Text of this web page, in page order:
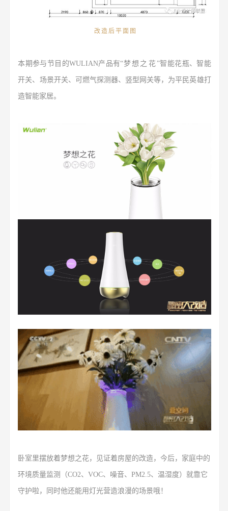
改造后平面图
本期参与节目的WULIAN产品有“梦想之花”智能花瓶、智能
开关、场景开关、可燃气探测器、竖型网关等，为平民英雄打
造智能家居。
卧室里摆放着梦想之花，见证着房屋的改造，今后，家庭中的
环境质量监测（CO2、VOC、噪音、PM2.5、温湿度）就靠它
守护啦，同时他还能用灯光营造浪漫的场景哦！